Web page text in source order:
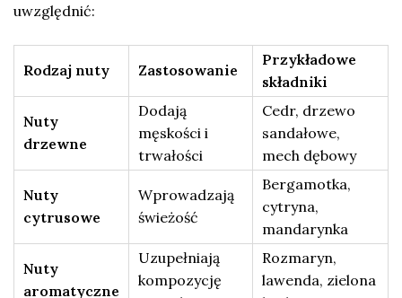
uwzględnić:
Rodzaj nuty Zastosowanie
Przykładowe
składniki
Nuty
drzewne
Dodają
męskości i
trwałości
Cedr, drzewo
sandałowe,
mech dębowy
Nuty
cytrusowe
Wprowadzają
świeżość
Bergamotka,
cytryna,
mandarynka
Nuty
aromatyczne
Uzupełniają
kompozycję
Rozmaryn,
lawenda, zielona